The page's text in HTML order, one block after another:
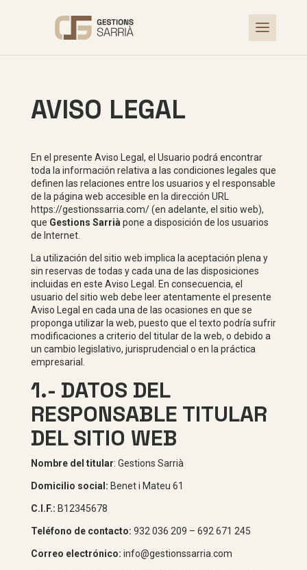
AVISO LEGAL
En el presente Aviso Legal, el Usuario podrá encontrar
toda la información relativa a las condiciones legales que
definen las relaciones entre los usuarios y el responsable
de la página web accesible en la dirección URL
https://gestionssarria.com/(en adelante, el sitio web),
que Gestions Sarrià pone a disposición de los usuarios
de Internet.
La utilización del sitio web implica la aceptación plena y
sin reservas de todas y cada una de las disposiciones
incluidas en este Aviso Legal. En consecuencia, el
usuario del sitio web debe leer atentamente el presente
Aviso Legal en cada una de las ocasiones en que se
proponga utilizar la web, puesto que el texto podría sufrir
modificaciones a criterio del titular de la web, o debido a
un cambio legislativo, jurisprudencial o en la práctica
empresarial.
1.- DATOS DEL
RESPONSABLE TITULAR
DEL SITIO WEB
Nombre del titular: Gestions Sarrià
Domicilio social: Benet i Mateu 61
C.I.F.: B12345678
Teléfono de contacto: 932 036 209 – 692 671 245
Correo electrónico: info@gestionssarria.com